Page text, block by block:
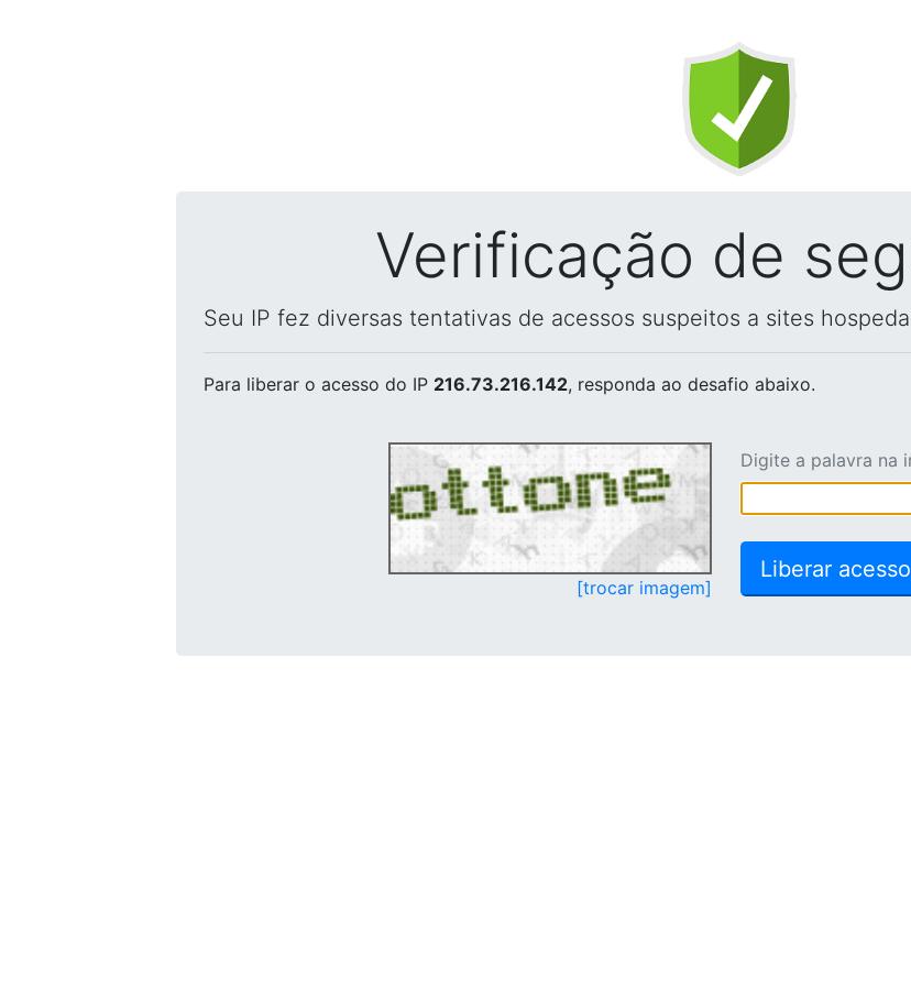
Verificação de
Seu IP fez diversas tentativas de acessos suspeitos a sites
Para liberar o acesso do IP 216.73.216.142, responda ao desafio abaixo.
[trocar imagem]
Digite a palavra na